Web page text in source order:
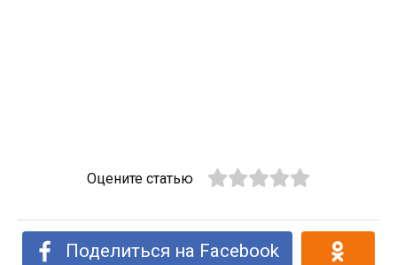
Оцените статью
Поделиться на Facebook